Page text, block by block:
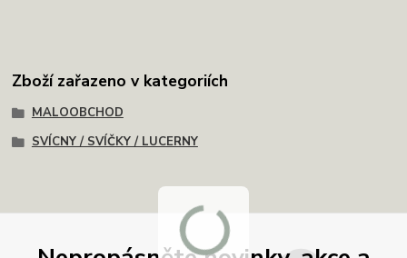
Zboží zařazeno v kategoriích
MALOOBCHOD
SVÍCNY / SVÍČKY / LUCERNY